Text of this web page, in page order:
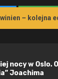
kolejna edycja
nocy w Oslo. O
Joachima